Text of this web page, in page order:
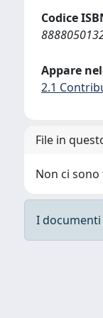
Codice
Appare
2.1
File in
Non ci
I